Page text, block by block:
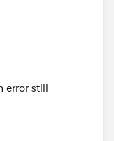
error still